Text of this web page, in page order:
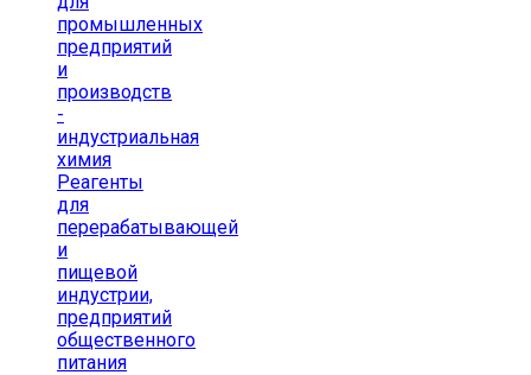
промышленных
предприятий
и
производств
-
индустриальная
химия
Реагенты
для
перерабатывающей
и
пищевой
индустрии,
предприятий
общественного
питания